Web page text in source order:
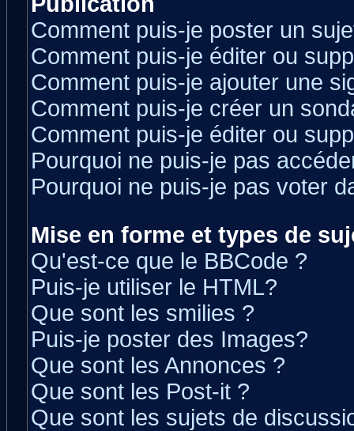
Comment puis-je poster un
Comment puis-je éditer ou
Comment puis-je ajouter une
Comment puis-je créer un
Comment puis-je éditer ou
Pourquoi ne puis-je pas
Pourquoi ne puis-je pas voter
Mise en forme et types de
Qu'est-ce que le BBCode ?
Puis-je utiliser le HTML?
Que sont les smilies ?
Puis-je poster des Images?
Que sont les Annonces ?
Que sont les Post-it ?
Que sont les sujets de